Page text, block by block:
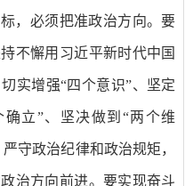
，必须把准政治方向。要
不懈用习近平新时代中国
实增强“四个意识”、坚定
立”、坚决做到“两个维
守政治纪律和政治规矩，
治方向前进。要实现奋斗